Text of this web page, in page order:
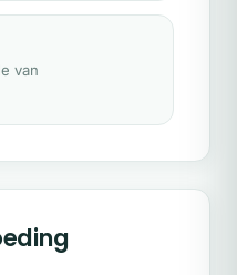
dat volledig
methodes help ik
in je kracht te
Tijdens dit
van